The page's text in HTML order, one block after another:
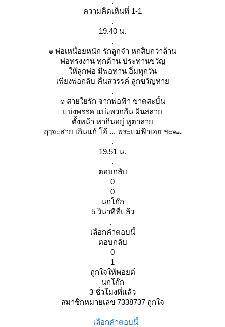
ความคิดเห็นที่ 1-1
.
19.40 น.
.
๏ พ่อเหนื่อยหนัก รักลูกจ๋า หกสิบกว่าล้าน
พ่อทรงงาน ทุกด้าน ประทานขวัญ
ห้ลูกพ่อ มีพอทาน อิ่มทุกวัน
เพียงพ่อกลับ คืนสวรรค์ ลูกขวัญหา
.
๏ สายใยรัก จากพ่อฟ้า ขาดสะบั้น
บ่งพรรค แบ่งพวกกัน ฝันสลา
ตั้งหน้า หากินอยู่ หูตาลา
ฤๅจะสาย เกินแก้ โอ้ ... พระแม่ฟ้าเอย ๚ะ๛
.
19.51 น.
.
ตอบกลับ
0
0
นกโก๊ก
5 วินาทีที่แล้ว
.
เลือกคำตอบนี้
ตอบกลับ
0
1
ถูกใจให้พอยต์
นกโก๊ก
3 ชั่วโมงที่แล้ว
สมาชิกหมายเลข 7338737 ถูกใจ
เลือกคำตอบนี้